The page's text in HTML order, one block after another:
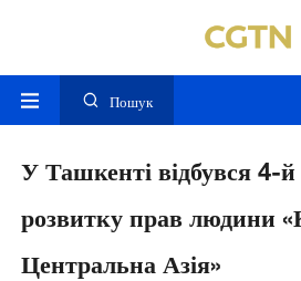
Пошук
У Ташкенті відбувся 4-
розвитку прав людини
Центральна Азія»